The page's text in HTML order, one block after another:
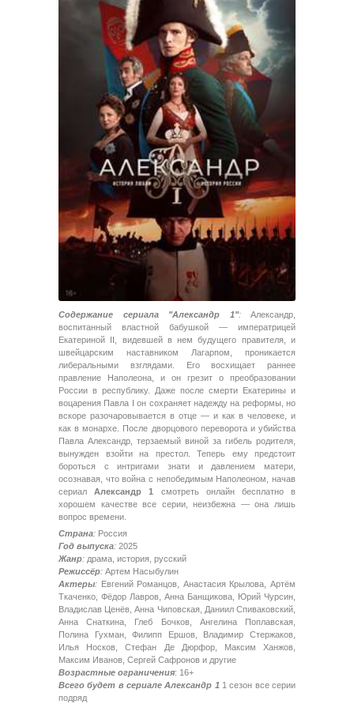
Содержание сериала "Александр 1":Александр,
воспитанный властной бабушкой — императрицей
Екатериной II, видевшей в нем будущего правителя, и
швейцарским наставником Лагарпом, проникается
либеральными взглядами. Его восхищает раннее
правление Наполеона, и он грезит о преобразовании
России в республику. Даже после смерти Екатерины и
воцарения Павла I он сохраняет надежду на реформы, но
вскоре разочаровывается в отце — и как в человеке, и
как в монархе. После дворцового переворота и убийства
Павла Александр, терзаемый виной за гибель родителя,
вынужден взойти на престол. Теперь ему предстоит
бороться с интригами знати и давлением матери,
осознавая, что война с непобедимым Наполеоном, начав
сериалАлександр 1
смотреть онлайн бесплатно в
хорошем качестве все серии, неизбежна — она лишь
вопрос времени.
Страна: Россия
Год выпуска: 2025
Жанр: драма, история, русский
Режиссёр: Артем Насыбулин
Актеры: Евгений Романцов, Анастасия Крылова, Артём
Ткаченко, Фёдор Лавров, Анна Банщикова, Юрий Чурсин,
Владислав Ценёв, Анна Чиповская, Даниил Спиваковский,
Анна Снаткина, Глеб Бочков, Ангелина Поплавская,
Полина Гухман, Филипп Ершов, Владимир Стержаков,
Илья Носков, Стефан Де Дюрфор, Максим Ханжов,
Максим Иванов, Сергей Сафронов и другие
Возрастные ограничения: 16+
Всего будет в сериале Александр 1 1 сезон все серии
подряд